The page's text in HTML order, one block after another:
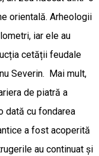
orientală. Arheologii
iar ele au
cetății feudale
Severin. Mai mult,
de piatră a
dată cu fondarea
a fost acoperită
au continuat și